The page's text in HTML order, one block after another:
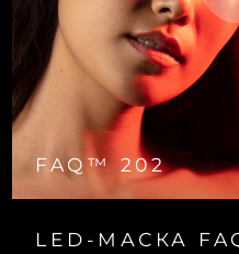
FAQ™ 202
LED-МАСКА